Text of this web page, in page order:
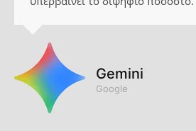
Gemini
Google